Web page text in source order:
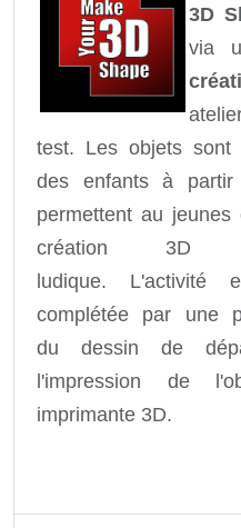
3D
via
test. Les objets sont
des enfants à
permettent au
création 3D
ludique. L'activité
complétée par une
du dessin de
l'impression de
imprimante 3D.